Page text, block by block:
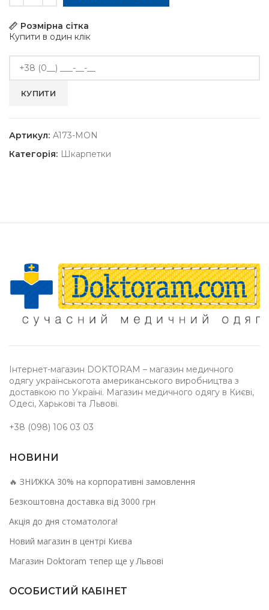
Розмірна сітка
Купити в один клік
Артикул: A173-MON
Категорія: Шкарпетки
Інтернет-магазин DOKTORAM – магазин медичного
одягу українськогота американського виробництва з
доставкою по Україні. Магазин медичного одягу в Києві,
Одесі, Харькові та Львові.
+38 (098) 106 03 03
НОВИНИ
🔥 ЗНИЖКА 30% на корпоративні замовлення
Безкоштовна доставка від 3000 грн
Акція до дня стоматолога!
Новий магазин в центрі Києва
Магазин Doktoram тепер ще у Львові
ОСОБИСТИЙ КАБІНЕТ